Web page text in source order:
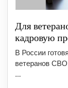
Для
кадровую
В России
ветеранов
...